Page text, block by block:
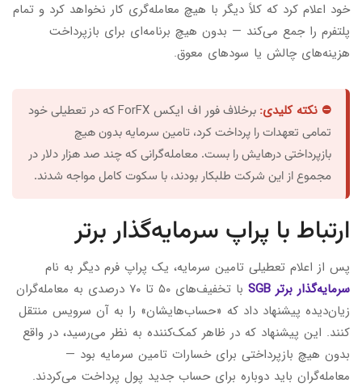
خود اعلام کرد که کلاً دیگر با هیچ معامله‌گری کار نخواهد کرد و تمام
پلتفرم را جمع می‌کند — بدون هیچ برنامه‌ای برای بازپرداخت
هزینه‌های چالش یا سودهای معوق.
⛔ نکته کلیدی: برخلاففور اف ایکس ForFX
که در تعطیلی خود
تمامی تعهدات را پرداخت کرد، تامین سرمایه بدون هیچ
بازپرداختی درهایش را بست. معامله‌گرانی که چند صد هزار دلار در
مجموع از این شرکت طلبکار بودند، با سکوت کامل مواجه شدند.
ارتباط با پراپ سرمایه‌گذار برتر
پس از اعلام تعطیلی تامین سرمایه، یک پراپ فرم دیگر به نام
سرمایه‌گذار برتر SGB
با تخفیف‌های ۵۰ تا ۷۰ درصدی به معامله‌گران
زیان‌دیده پیشنهاد داد که «حساب‌هایشان» را به آن سرویس منتقل
کنند. این پیشنهاد که در ظاهر کمک‌کننده به نظر می‌رسید، در واقع
بدون هیچ بازپرداختی برای خسارات تامین سرمایه بود —
معامله‌گران باید دوباره برای حساب جدید پول پرداخت می‌کردند.